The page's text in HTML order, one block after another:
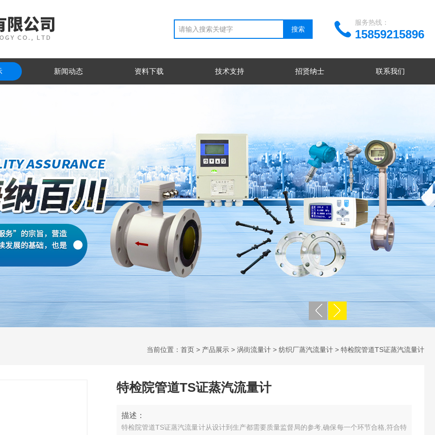
15859215896
服务热线：
新闻动态 资料下载 技术支持 招贤纳士 联系我们
当前位置： 首页 > 产品展示 > 涡街流量计 > 纺织厂蒸汽流量计 > 特检院管道TS证蒸汽流量计
特检院管道TS证蒸汽流量计
描述：
特检院管道TS证蒸汽流量计从设计到生产都需要质量监督局的参考,确保每一个环节合格,符合特